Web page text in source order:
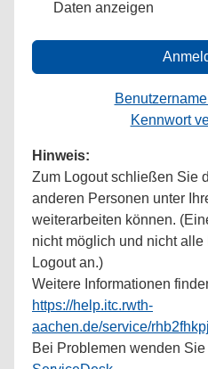
Daten anzeigen
Kennwort
Hinweis:
Zum Logout schließen Sie
anderen Personen unter
weiterarbeiten können.
nicht möglich und nicht
Logout an.)
Weitere Informationen
https://help.itc.rwth-
aachen.de/service/
Bei Problemen wenden